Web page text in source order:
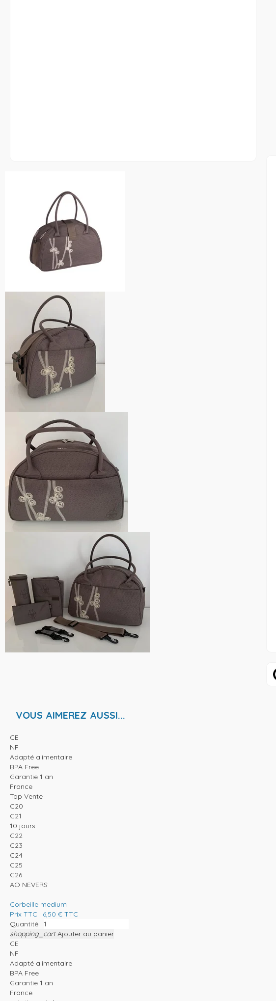
VOUS AIMEREZ AUSSI...
CE
NF
Adapté alimentaire
BPA Free
Garantie 1 an
France
Top Vente
C20
C21
10 jours
C22
C23
C24
C25
C26
AO NEVERS
Corbeille medium
Prix TTC : 6,50 € TTC
Quantité :
shopping_cart Ajouter au panier
CE
NF
Adapté alimentaire
BPA Free
Garantie 1 an
France